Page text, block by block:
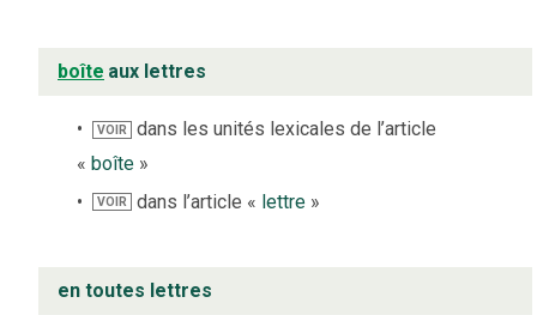
boîte aux lettres
VOIR
dans les unités lexicales de l’article
« boîte »
VOIR dans l’article « lettre »
en toutes lettres